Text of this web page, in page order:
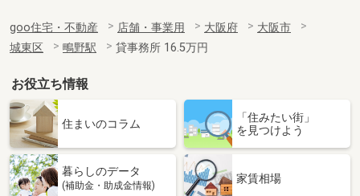
goo住宅・不動産 店舗・事業用 大阪府
大阪市
城東区
鴫野駅 貸事務所 16.5万円
お役立ち情報
住まいのコラム
「住みたい街」
を見つけよう
暮らしのデータ
(補助金・助成金情報)
家賃相場